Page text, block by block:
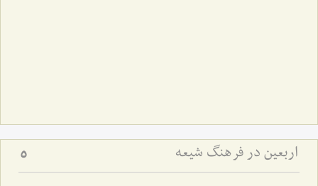
اربعین در فرهنگ شیعه 5